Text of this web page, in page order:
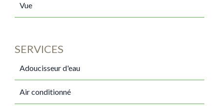
Vue
SERVICES
Adoucisseur d'eau
Air conditionné